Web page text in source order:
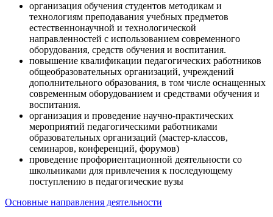
организация обучения студентов методикам и
технологиям преподавания учебных предметов
естественнонаучной и технологической
направленностей с использованием современного
оборудования, средств обучения и воспитания.
повышение квалификации педагогических работников
общеобразовательных организаций, учреждений
дополнительного образования, в том числе оснащенных
современным оборудованием и средствами обучения и
воспитания.
организация и проведение научно-практических
мероприятий педагогическими работниками
образовательных организаций (мастер-классов,
семинаров, конференций, форумов)
проведение профориентационной деятельности со
школьниками для привлечения к последующему
поступлению в педагогические вузы
Основные направления деятельности